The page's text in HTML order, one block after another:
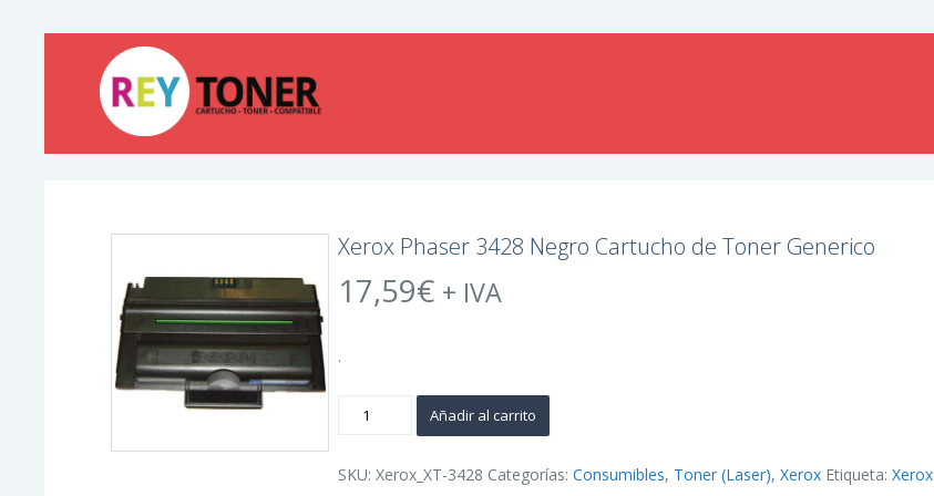
Xerox Phaser 3428 Negro Cartucho de Toner Generico
17,59€ + IVA
.
Phaser
de
Añadir al carrito
SKU:Xerox_XT-3428 Categorías:Consumibles, Toner (Laser),Xerox Etiqueta:Xerox